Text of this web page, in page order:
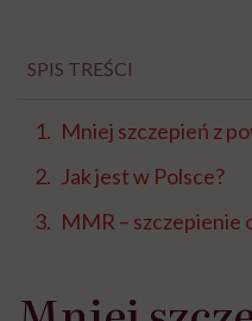
SPIS TREŚCI
Mniej szczepień z
Jak jest w Polsce?
MMR – szczepienie